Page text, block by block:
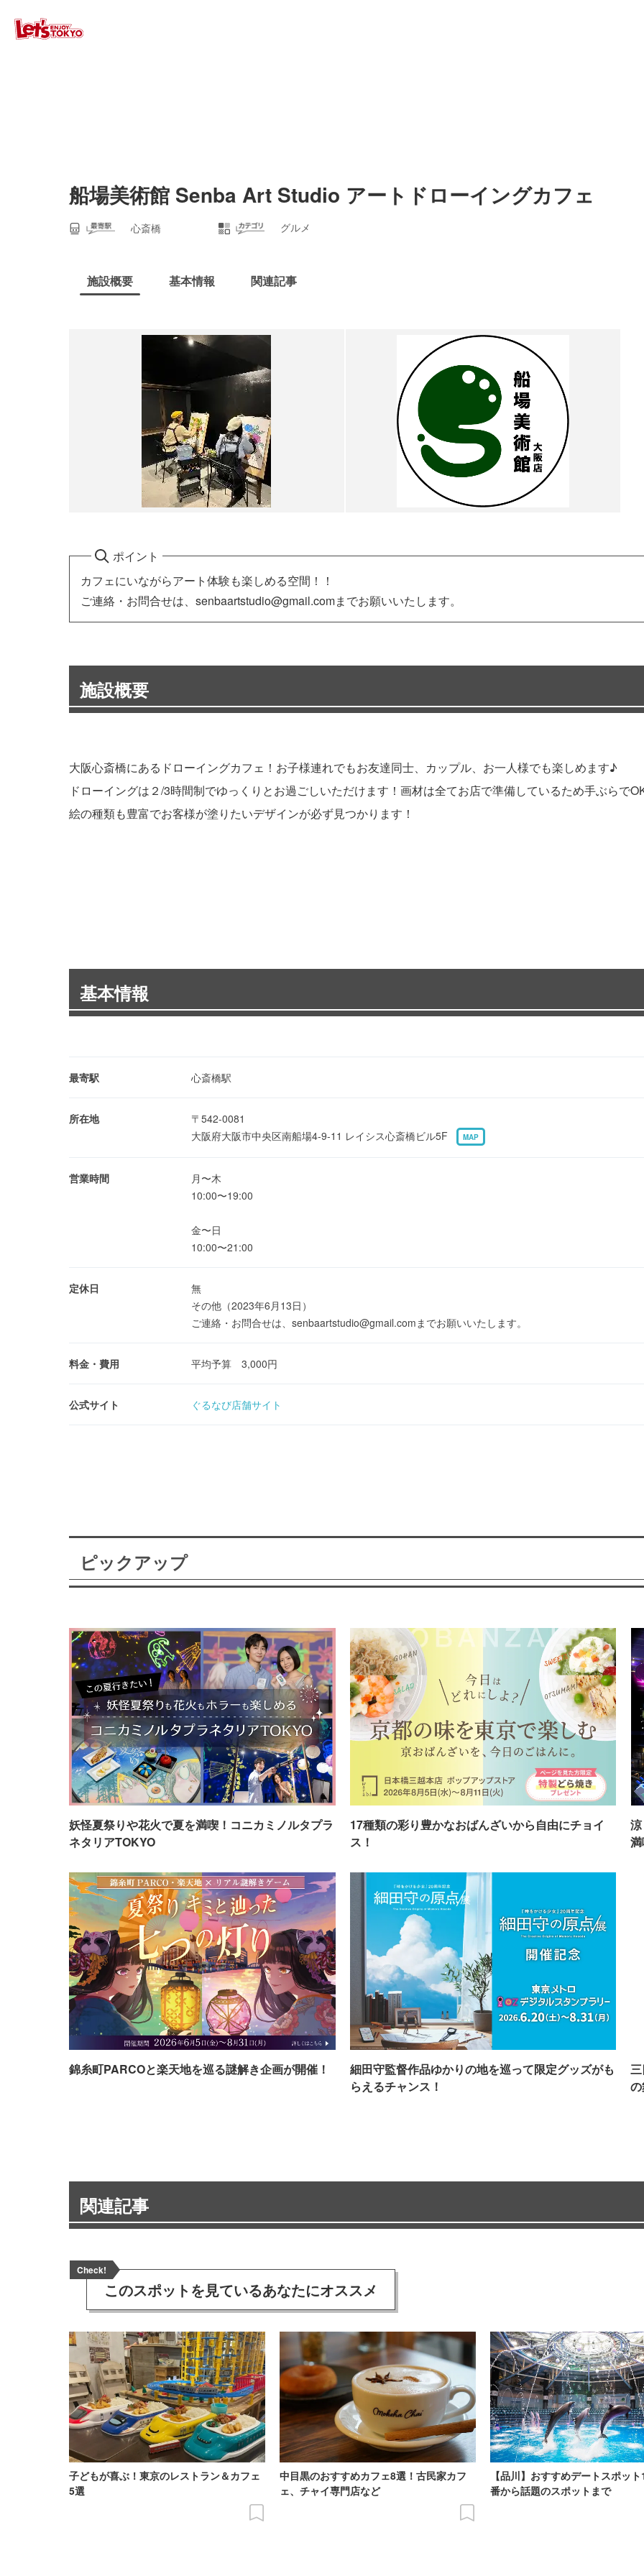
船場美術館 Senba Art Studio アートドローイングカフェ
心斎橋 グルメ
施設概要 基本情報 関連記事
ポイント
カフェにいながらアート体験も楽しめる空間！！
ご連絡・お問合せは、senbaartstudio@gmail.comまでお願いいたします。
施設概要
大阪心斎橋にあるドローイングカフェ！お子様連れでもお友達同士、カップル、お一人様でも楽しめます♪
ドローイングは２/3時間制でゆっくりとお過ごしいただけます！画材は全てお店で準備しているため手ぶらで
絵の種類も豊富でお客様が塗りたいデザインが必ず見つかります！
基本情報
最寄駅 心斎橋駅
所在地
〒542-0081
大阪府大阪市中央区南船場4-9-11 レイシス心斎橋ビル5F
MAP
営業時間
月〜木
10:00〜19:00
金〜日
10:00〜21:00
定休日
無
その他（2023年6月13日）
ご連絡・お問合せは、senbaartstudio@gmail.comまでお願いいたします。
料金・費用 平均予算 3,000円
公式サイト ぐるなび店舗サイト
ピックアップ
妖怪夏祭りや花火で夏を満喫！コニカミノルタプラ
ネタリアTOKYO
17種類の彩り豊かなおばんざいから自由にチョイ
ス！
錦糸町PARCOと楽天地を巡る謎解き企画が開催！
細田守監督作品ゆかりの地を巡って限定グッズがも
らえるチャンス！
関連記事
Check!
このスポットを見ているあなたにオススメ
子どもが喜ぶ！東京のレストラン＆カフェ
5選
中目黒のおすすめカフェ8選！古民家カフ
ェ、チャイ専門店など
【品川】おすすめデートスポッ
番から話題のスポットまで